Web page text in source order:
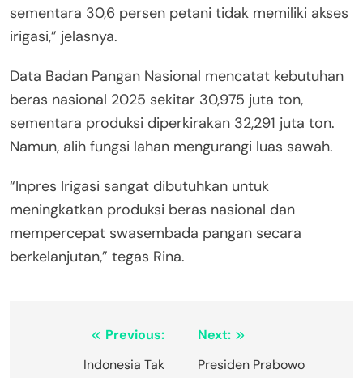
sementara 30,6 persen petani tidak memiliki akses
irigasi,” jelasnya.
Data Badan Pangan Nasional mencatat kebutuhan
beras nasional 2025 sekitar 30,975 juta ton,
sementara produksi diperkirakan 32,291 juta ton.
Namun, alih fungsi lahan mengurangi luas sawah.
“Inpres Irigasi sangat dibutuhkan untuk
meningkatkan produksi beras nasional dan
mempercepat swasembada pangan secara
berkelanjutan,” tegas Rina.
navigation
Previous:
Indonesia Tak
Next:
Presiden Prabowo